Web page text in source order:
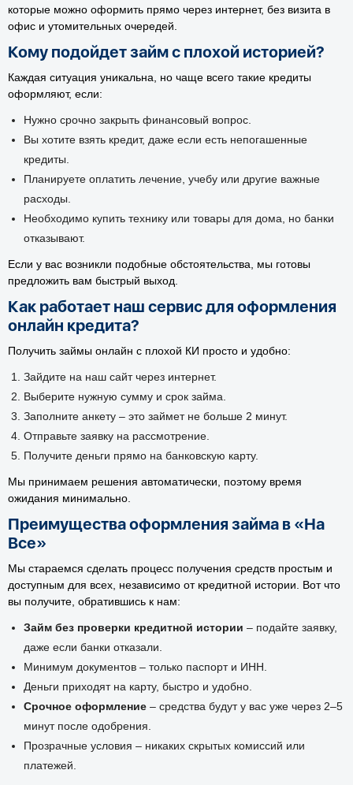
которые можно оформить прямо через интернет, без визита в
офис и утомительных очередей.
Кому подойдет займ с плохой историей?
Каждая ситуация уникальна, но чаще всего такие кредиты
оформляют, если:
Нужно срочно закрыть финансовый вопрос.
Вы хотите взять кредит, даже если есть непогашенные
кредиты.
Планируете оплатить лечение, учебу или другие важные
расходы.
Необходимо купить технику или товары для дома, но банки
отказывают.
Если у вас возникли подобные обстоятельства, мы готовы
предложить вам быстрый выход.
Как работает наш сервис для оформления
онлайн кредита?
Получить займы онлайн с плохой КИ просто и удобно:
Зайдите на наш сайт через интернет.
Выберите нужную сумму и срок займа.
Заполните анкету – это займет не больше 2 минут.
Отправьте заявку на рассмотрение.
Получите деньги прямо на банковскую карту.
Мы принимаем решения автоматически, поэтому время
ожидания минимально.
Преимущества оформления займа в «На
Все»
Мы стараемся сделать процесс получения средств простым и
доступным для всех, независимо от кредитной истории. Вот что
вы получите, обратившись к нам:
Займ без проверки кредитной истории – подайте заявку,
даже если банки отказали.
Минимум документов – только паспорт и ИНН.
Деньги приходят на карту, быстро и удобно.
Срочное оформление – средства будут у вас уже через 2–5
минут после одобрения.
Прозрачные условия – никаких скрытых комиссий или
платежей.